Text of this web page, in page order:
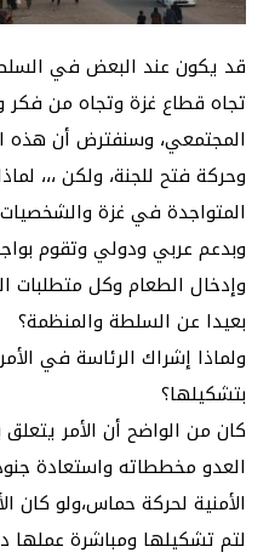
قد يكون عند البعض في
تجاه قطاع غزة وتجاه من
المجتمعي، وسنفترض أن هذه
وحركة فتح للجنة، ولكن ،،،
المتواجدة في غزة والشخصيات
وبدعم عربي ودولي وتقوم
وإدخال الطعام وكل متطلبات
بعيدا عن السلطة والمنظمة؟
ولماذا إشراك الرئاسة في
بتشكيلها؟
كان من الواضح أن الأمر يتعلق
العدو مخططاته واستعادة
الأمنية لحركة حماس،ولو كان
لتم تشكيلها ومباشرة عملها